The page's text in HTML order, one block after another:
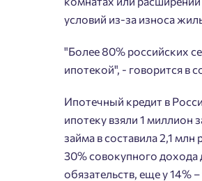
условий из-за износа
"Более 80% российских
ипотекой", - говорится в
Ипотечный кредит в
ипотеку взяли 1 миллион
займа в составила 2,1
30% совокупного дохода
обязательств, еще у 14%